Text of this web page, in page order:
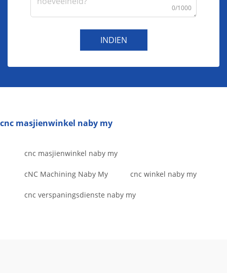
0/1000
INDIEN
cnc masjienwinkel naby my
cnc masjienwinkel naby my
cNC Machining Naby My cnc winkel naby my
cnc verspaningsdienste naby my